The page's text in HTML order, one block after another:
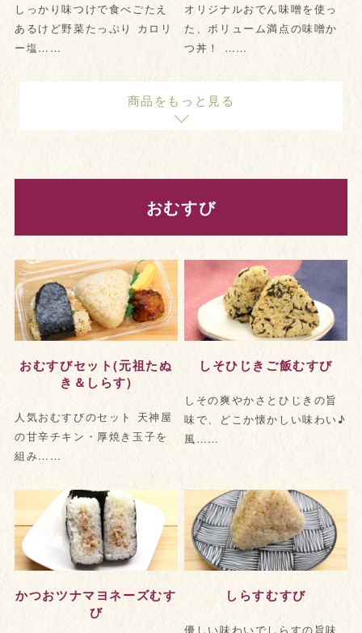
しっかり味つけで食べごたえ
あるけど野菜たっぷり カロリ
ー塩……
オリジナルおでん味噌を使っ
た、ボリューム満点の味噌か
つ丼！ ……
商品をもっと見る
おむすび
おむすびセット(元祖たぬ
き＆しらす)
人気おむすびのセット 天神屋
の甘辛チキン・厚焼き玉子を
組み……
しそひじきご飯むすび
しその爽やかさとひじきの旨
味で、どこか懐かしい味わい♪
風……
かつおツナマヨネーズむす
び
しらすむすび
優しい味わいでしらすの旨味